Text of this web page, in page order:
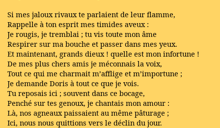
Si mes jaloux rivaux te parlaient de leur flamme,
Rappelle à ton esprit mes timides aveux :
Je rougis, je tremblai ; tu vis toute mon âme
Respirer sur ma bouche et passer dans mes yeux.
Et maintenant, grands dieux ! quelle est mon infortune !
De mes plus chers amis je méconnais la voix,
Tout ce qui me charmait m’afflige et m’importune ;
Je demande Doris à tout ce que je vois.
Tu reposais ici ; souvent dans ce bocage,
Penché sur tes genoux, je chantais mon amour :
Là, nos agneaux paissaient au même pâturage ;
Ici, nous nous quittions vers le déclin du jour.